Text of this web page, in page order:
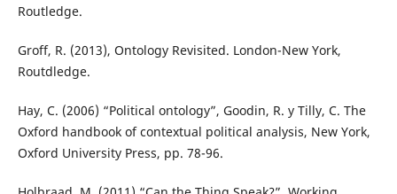
Routledge.
Groff, R. (2013), Ontology Revisited. London-New York,
Routdledge.
Hay, C. (2006) “Political ontology”, Goodin, R. y Tilly, C. The
Oxford handbook of contextual political analysis, New York,
Oxford University Press, pp. 78-96.